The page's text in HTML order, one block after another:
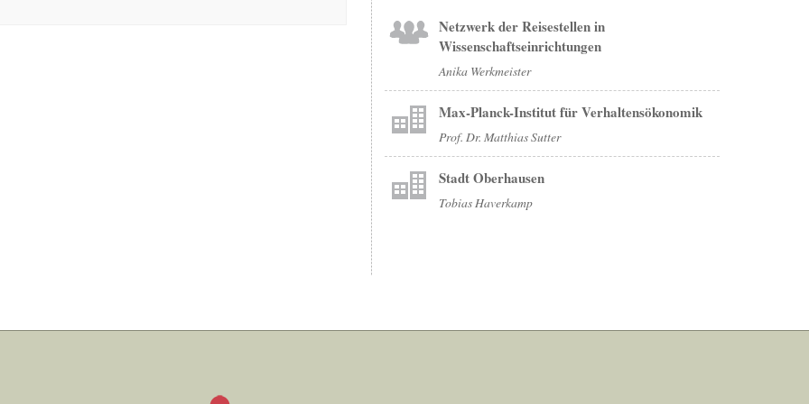
Netzwerk der Reisestellen in
Wissenschaftseinrichtungen
Anika Werkmeister
Max-Planck-Institut für Verhaltensökonomik
Prof. Dr. Matthias Sutter
Stadt Oberhausen
Tobias Haverkamp